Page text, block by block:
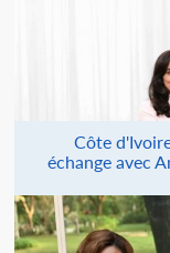
Côte
échange avec